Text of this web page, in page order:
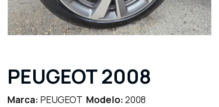
PEUGEOT 2008
Marca: PEUGEOT Modelo:2008